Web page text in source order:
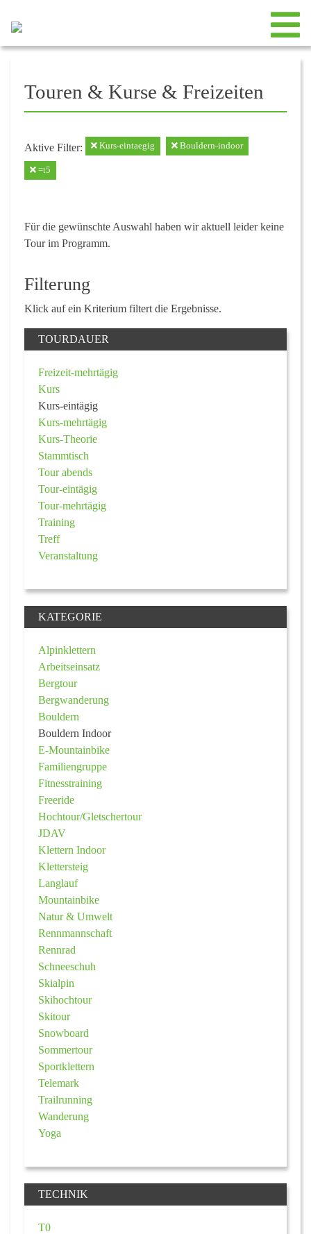
Touren & Kurse & Freizeiten
Aktive Filter: Kurs-eintaegig Bouldern-indoor
=t5
Für die gewünschte Auswahl haben wir aktuell leider keine
Tour im Programm.
Filterung
Klick auf ein Kriterium filtert die Ergebnisse.
TOURDAUER
Freizeit-mehrtägig
Kurs
Kurs-eintägig
Kurs-mehrtägig
Kurs-Theorie
Stammtisch
Tour abends
Tour-eintägig
Tour-mehrtägig
Training
Treff
Veranstaltung
KATEGORIE
Alpinklettern
Arbeitseinsatz
Bergtour
Bergwanderung
Bouldern
Bouldern Indoor
E-Mountainbike
Familiengruppe
Fitnesstraining
Freeride
Hochtour/Gletschertour
JDAV
Klettern Indoor
Klettersteig
Langlauf
Mountainbike
Natur & Umwelt
Rennmannschaft
Rennrad
Schneeschuh
Skialpin
Skihochtour
Skitour
Snowboard
Sommertour
Sportklettern
Telemark
Trailrunning
Wanderung
Yoga
TECHNIK
T0